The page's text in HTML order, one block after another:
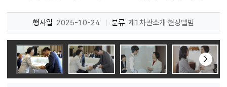
행사일 2025-10-24 분류 제1차관소개 현장앨범
다음
슬라
이동